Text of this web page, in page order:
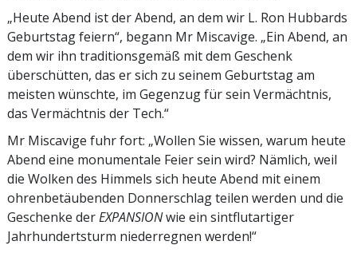
„Heute Abend ist der Abend, an dem wir L. Ron Hubbards
Geburtstag feiern“, begann Mr Miscavige. „Ein Abend, an
dem wir ihn traditionsgemäß mit dem Geschenk
überschütten, das er sich zu seinem Geburtstag am
meisten wünschte, im Gegenzug für sein Vermächtnis,
das Vermächtnis der Tech.“
Mr Miscavige fuhr fort: „Wollen Sie wissen, warum heute
Abend eine monumentale Feier sein wird? Nämlich, weil
die Wolken des Himmels sich heute Abend mit einem
ohrenbetäubenden Donnerschlag teilen werden und die
Geschenke derEXPANSIONwie ein sintflutartiger
Jahrhundertsturm niederregnen werden!“